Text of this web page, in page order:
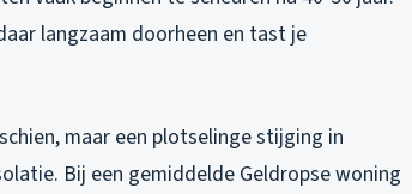
langzaam doorheen en tast je
maar een plotselinge stijging in
Bij een gemiddelde Geldropse woning